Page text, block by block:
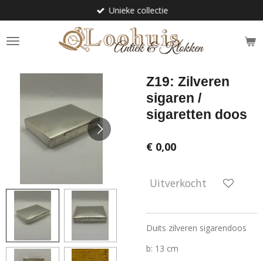
direct
naar
de
Unieke collectie
Z19: Zilveren
sigaren /
sigaretten doos
€ 0,00
Uitverkocht
Duits zilveren sigarendoos
b: 13 cm